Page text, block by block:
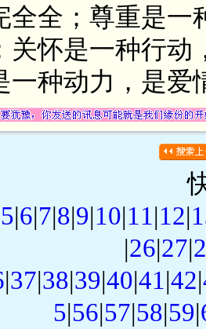
全全；尊重是一
关怀是一种行
一种动力，是爱
5|6|7|8|9|10|11|12|
|26|27|
|37|38|39|40|41|42|
5|56|57|58|59|